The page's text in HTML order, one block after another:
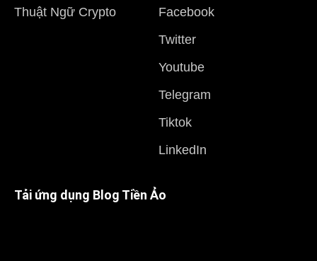
Thuật Ngữ Crypto
Facebook
Twitter
Youtube
Telegram
Tiktok
LinkedIn
Tải ứng dụng Blog Tiền Ảo